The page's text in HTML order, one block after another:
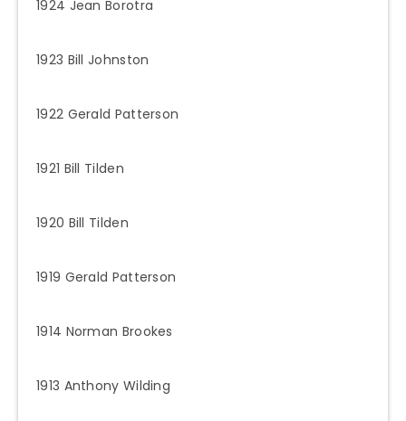
1924 Jean Borotra
1923 Bill Johnston
1922 Gerald Patterson
1921 Bill Tilden
1920 Bill Tilden
1919 Gerald Patterson
1914 Norman Brookes
1913 Anthony Wilding